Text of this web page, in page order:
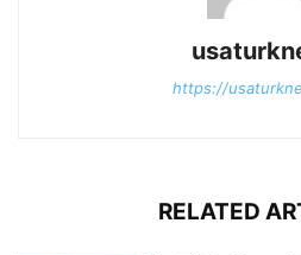
https://
RELATED